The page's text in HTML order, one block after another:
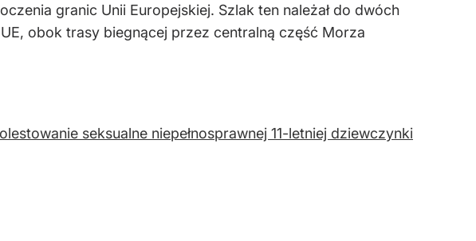
granic Unii Europejskiej. Szlak ten należał do dwóch
obok trasy biegnącej przez centralną część Morza
seksualne niepełnosprawnej 11-letniej dziewczynki